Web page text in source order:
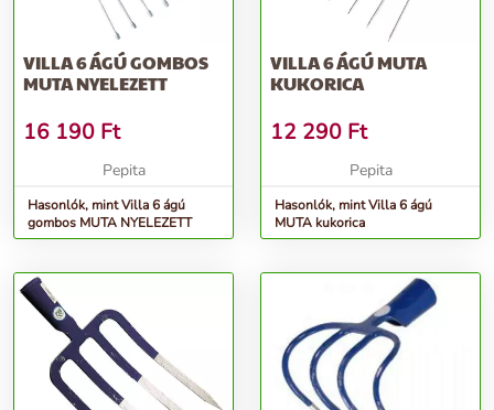
VILLA 6 ÁGÚ GOMBOS
MUTA NYELEZETT
16 190 Ft
Pepita
Hasonlók, mint Villa 6 ágú
gombos MUTA NYELEZETT
VILLA 6 ÁGÚ MUTA
KUKORICA
12 290 Ft
Pepita
Hasonlók, mint Villa 6 ágú
MUTA kukorica